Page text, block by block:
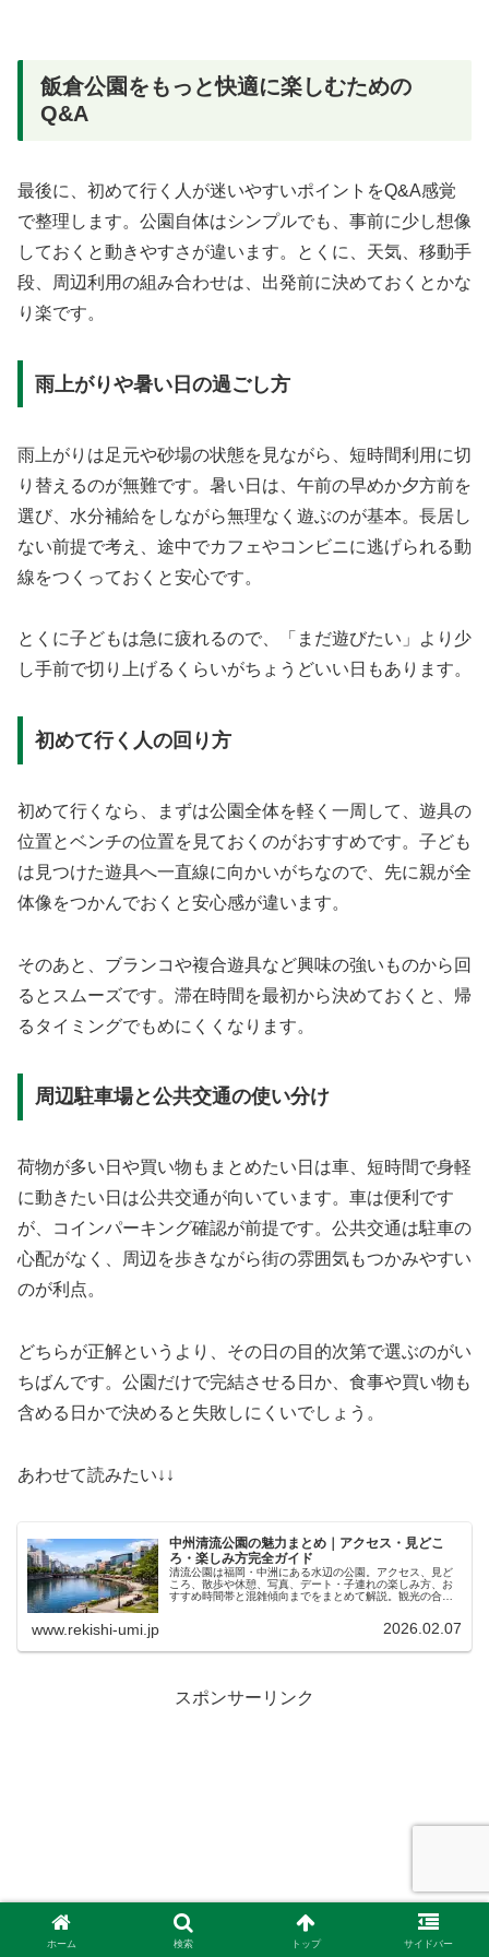
飯倉公園をもっと快適に楽しむための
Q&A
最後に、初めて行く人が迷いやすいポイントをQ&A感覚
で整理します。公園自体はシンプルでも、事前に少し想像
しておくと動きやすさが違います。とくに、天気、移動手
段、周辺利用の組み合わせは、出発前に決めておくとかな
り楽です。
雨上がりや暑い日の過ごし方
雨上がりは足元や砂場の状態を見ながら、短時間利用に切
り替えるのが無難です。暑い日は、午前の早めか夕方前を
選び、水分補給をしながら無理なく遊ぶのが基本。長居し
ない前提で考え、途中でカフェやコンビニに逃げられる動
線をつくっておくと安心です。
とくに子どもは急に疲れるので、「まだ遊びたい」より少
し手前で切り上げるくらいがちょうどいい日もあります。
初めて行く人の回り方
初めて行くなら、まずは公園全体を軽く一周して、遊具の
位置とベンチの位置を見ておくのがおすすめです。子ども
は見つけた遊具へ一直線に向かいがちなので、先に親が全
体像をつかんでおくと安心感が違います。
そのあと、ブランコや複合遊具など興味の強いものから回
るとスムーズです。滞在時間を最初から決めておくと、帰
るタイミングでもめにくくなります。
周辺駐車場と公共交通の使い分け
荷物が多い日や買い物もまとめたい日は車、短時間で身軽
に動きたい日は公共交通が向いています。車は便利です
が、コインパーキング確認が前提です。公共交通は駐車の
心配がなく、周辺を歩きながら街の雰囲気もつかみやすい
のが利点。
どちらが正解というより、その日の目的次第で選ぶのがい
ちばんです。公園だけで完結させる日か、食事や買い物も
含める日かで決めると失敗しにくいでしょう。
あわせて読みたい↓↓
中州清流公園の魅力まとめ｜アクセス・見どこ
ろ・楽しみ方完全ガイド
清流公園は福岡・中洲にある水辺の公園。アクセス、見ど
ころ、散歩や休憩、写真、デート・子連れの楽しみ方、お
すすめ時間帯と混雑傾向までをまとめて解説。観光の合間
www.rekishi-umi.jp 2026.02.07
スポンサーリンク
ホーム 検索 トップ サイドバー